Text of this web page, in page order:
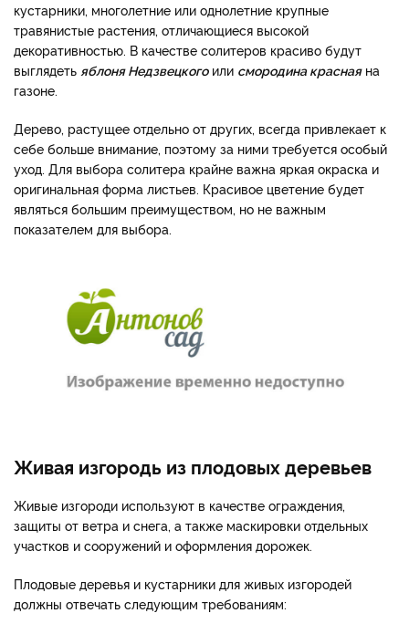
кустарники, многолетние или однолетние крупные
травянистые растения, отличающиеся высокой
декоративностью. В качестве солитеров красиво будут
выглядеть яблоня Недзвецкогоили смородина краснаяна
газоне.
Дерево, растущее отдельно от других, всегда привлекает к
себе больше внимание, поэтому за ними требуется особый
уход. Для выбора солитера крайне важна яркая окраска и
оригинальная форма листьев. Красивое цветение будет
являться большим преимуществом, но не важным
показателем для выбора.
Живая изгородь из плодовых деревьев
Живые изгороди используют в качестве ограждения,
защиты от ветра и снега, а также маскировки отдельных
участков и сооружений и оформления дорожек.
Плодовые деревья и кустарники для живых изгородей
должны отвечать следующим требованиям: